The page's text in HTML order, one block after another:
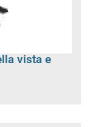
vista e